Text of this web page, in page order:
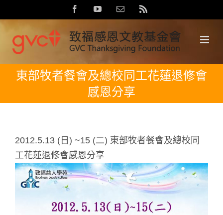
to
content
FacebookYouTubeEmail:
東部牧者餐會及總校同工花蓮退修會
感恩分享
2012.5.13 (日) ~15 (二) 東部牧者餐會及總校同
工花蓮退修會感恩分享